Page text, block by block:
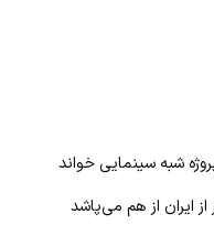
شبه سینمایی خواند
از ایران از هم می‌پاشد